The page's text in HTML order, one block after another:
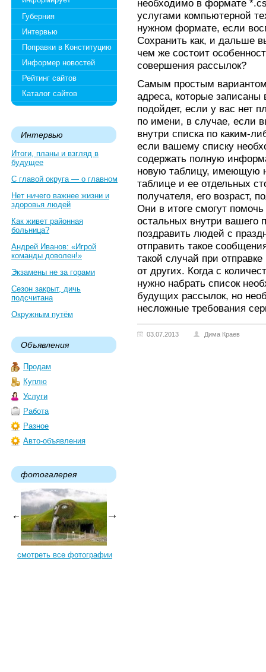
Губерния
Интервью
Поправки в Конституцию
Информер новостей
Рейтинг сайтов
Каталог сайтов
Интервью
Итоги, планы и взгляд в
будущее
С главой округа — о главном
Нет ничего важнее жизни и
здоровья людей
Как живет районная
больница?
Андрей Иванов: «Игрой
команды доволен!»
Экзамены не за горами
Сезон закрыт, дичь
подсчитана
Окружным путём
Объявления
Продам
Куплю
Услуги
Работа
Разное
Авто-объявления
фотогалерея
смотреть все фотографии
необходимо в формате
услугами компьютерной
нужном формате, если
Сохранить как, и дальше
чем же состоит
совершения рассылок?
Самым простым
адреса, которые записаны
подойдет, если у вас нет
по имени, в случае, если
внутри списка по каким-
если вашему списку
содержать полную
новую таблицу, имеющую
таблице и ее отдельных
получателя, его возраст,
Они в итоге смогут
остальных внутри вашего
поздравить людей с
отправить такое
такой случай при
от других. Когда с
нужно набрать список
будущих рассылок, но
несложные требования
03.07.2013 Дима Краев